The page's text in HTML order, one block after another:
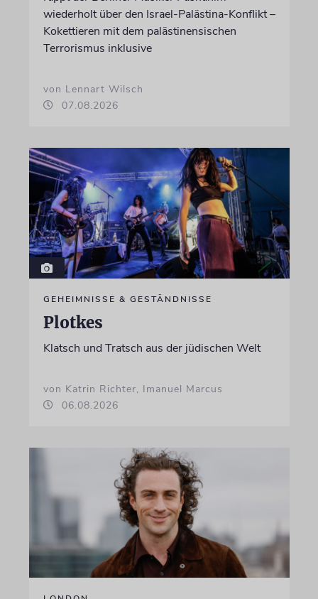
wiederholt über den Israel-Palästina-Konflikt –
Kokettieren mit dem palästinensischen
Terrorismus inklusive
von Lennart Wilsch
07.08.2026
GEHEIMNISSE & GESTÄNDNISSE
Plotkes
Klatsch und Tratsch aus der jüdischen Welt
von Katrin Richter, Imanuel Marcus
06.08.2026